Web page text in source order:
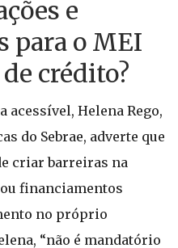
e
para o MEI
crédito?
acessível, Helena Rego,
do Sebrae, adverte que
criar barreiras na
financiamentos
no próprio
“não é mandatório